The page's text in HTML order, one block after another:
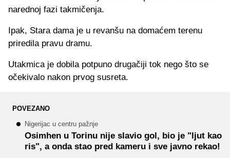
narednoj fazi takmičenja.
Ipak, Stara dama je u revanšu na domaćem terenu
priredila pravu dramu.
Utakmica je dobila potpuno drugačiji tok nego što se
očekivalo nakon prvog susreta.
POVEZANO
Nigerijac u centru pažnje
Osimhen u Torinu nije slavio gol, bio je "ljut kao
ris", a onda stao pred kameru i sve javno rekao!